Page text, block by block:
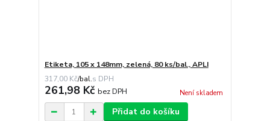
Etiketa, 105 x 148mm, zelená, 80 ks/bal., APLI
317,00 Kč/bal.
261,98 Kč bez DPH Není skladem
Přidat do košíku